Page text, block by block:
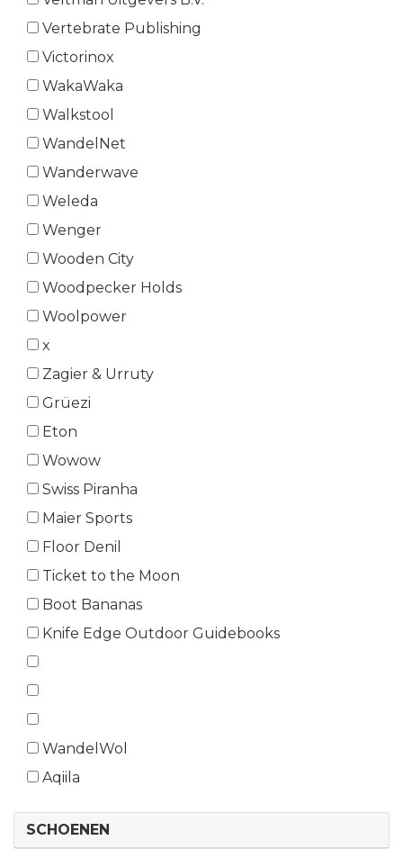
Vertebrate Publishing
Victorinox
WakaWaka
Walkstool
WandelNet
Wanderwave
Weleda
Wenger
Wooden City
Woodpecker Holds
Woolpower
x
Zagier & Urruty
Grüezi
Eton
Wowow
Swiss Piranha
Maier Sports
Floor Denil
Ticket to the Moon
Boot Bananas
Knife Edge Outdoor Guidebooks
WandelWol
Aqiila
SCHOENEN